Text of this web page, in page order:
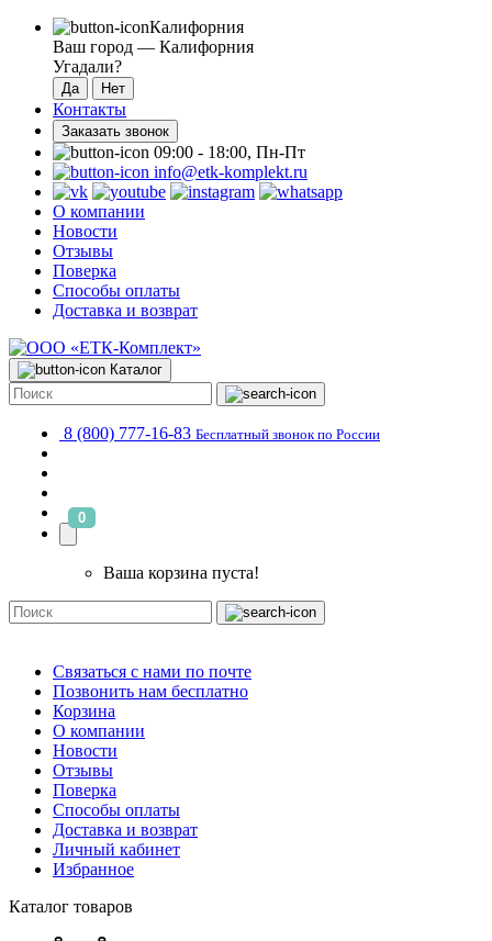
Калифорния
Ваш город — Калифорния
Угадали?
Контакты
Заказать звонок
09:00 - 18:00, Пн-Пт
info@etk-komplekt.ru
О компании
Новости
Отзывы
Поверка
Способы оплаты
Доставка и возврат
Каталог
8 (800) 777-16-83 Бесплатный звонок по России
0
Ваша корзина пуста!
Связаться с нами по почте
Позвонить нам бесплатно
Корзина
О компании
Новости
Отзывы
Поверка
Способы оплаты
Доставка и возврат
Личный кабинет
Избранное
Каталог товаров